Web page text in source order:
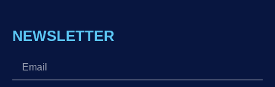
NEWSLETTER